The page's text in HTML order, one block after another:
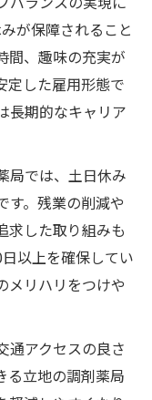
が保障されること
間、趣味の充実が
定した雇用形態で
長期的なキャリア
局では、土日休み
す。残業の削減や
求した取り組みも
以上を確保してい
メリハリをつけや
通アクセスの良さ
る立地の調剤薬局